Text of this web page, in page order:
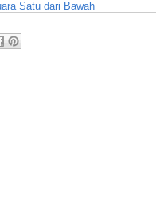
Satu dari Bawah
Sabu
Kasus Peredaran Narkoba
DPRD Purworejo